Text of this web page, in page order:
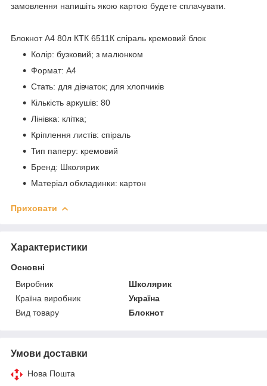
замовлення напишіть якою картою будете сплачувати.
Блокнот А4 80л КТК 6511К спіраль кремовий блок
Колір: бузковий; з малюнком
Формат: А4
Стать: для дівчаток; для хлопчиків
Кількість аркушів: 80
Лінівка: клітка;
Кріплення листів: спіраль
Тип паперу: кремовий
Бренд: Школярик
Матеріал обкладинки: картон
Приховати
Характеристики
Основні
Виробник
Школярик
Країна виробник
Україна
Вид товару
Блокнот
Умови доставки
Нова Пошта